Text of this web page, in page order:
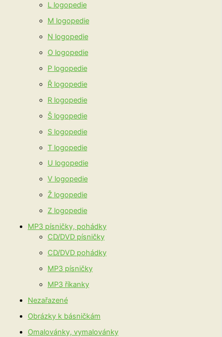
L logopedie
M logopedie
N logopedie
O logopedie
P logopedie
Ř logopedie
R logopedie
Š logopedie
S logopedie
T logopedie
U logopedie
V logopedie
Ž logopedie
Z logopedie
MP3 písničky, pohádky
CD/DVD písničky
CD/DVD pohádky
MP3 písničky
MP3 říkanky
Nezařazené
Obrázky k básničkám
Omalovánky, vymalovánky